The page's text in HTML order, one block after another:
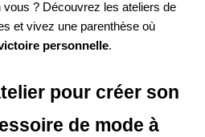
vous ? Découvrez les ateliers de
et vivez une parenthèse où
personnelle.
pour créer son
de mode à